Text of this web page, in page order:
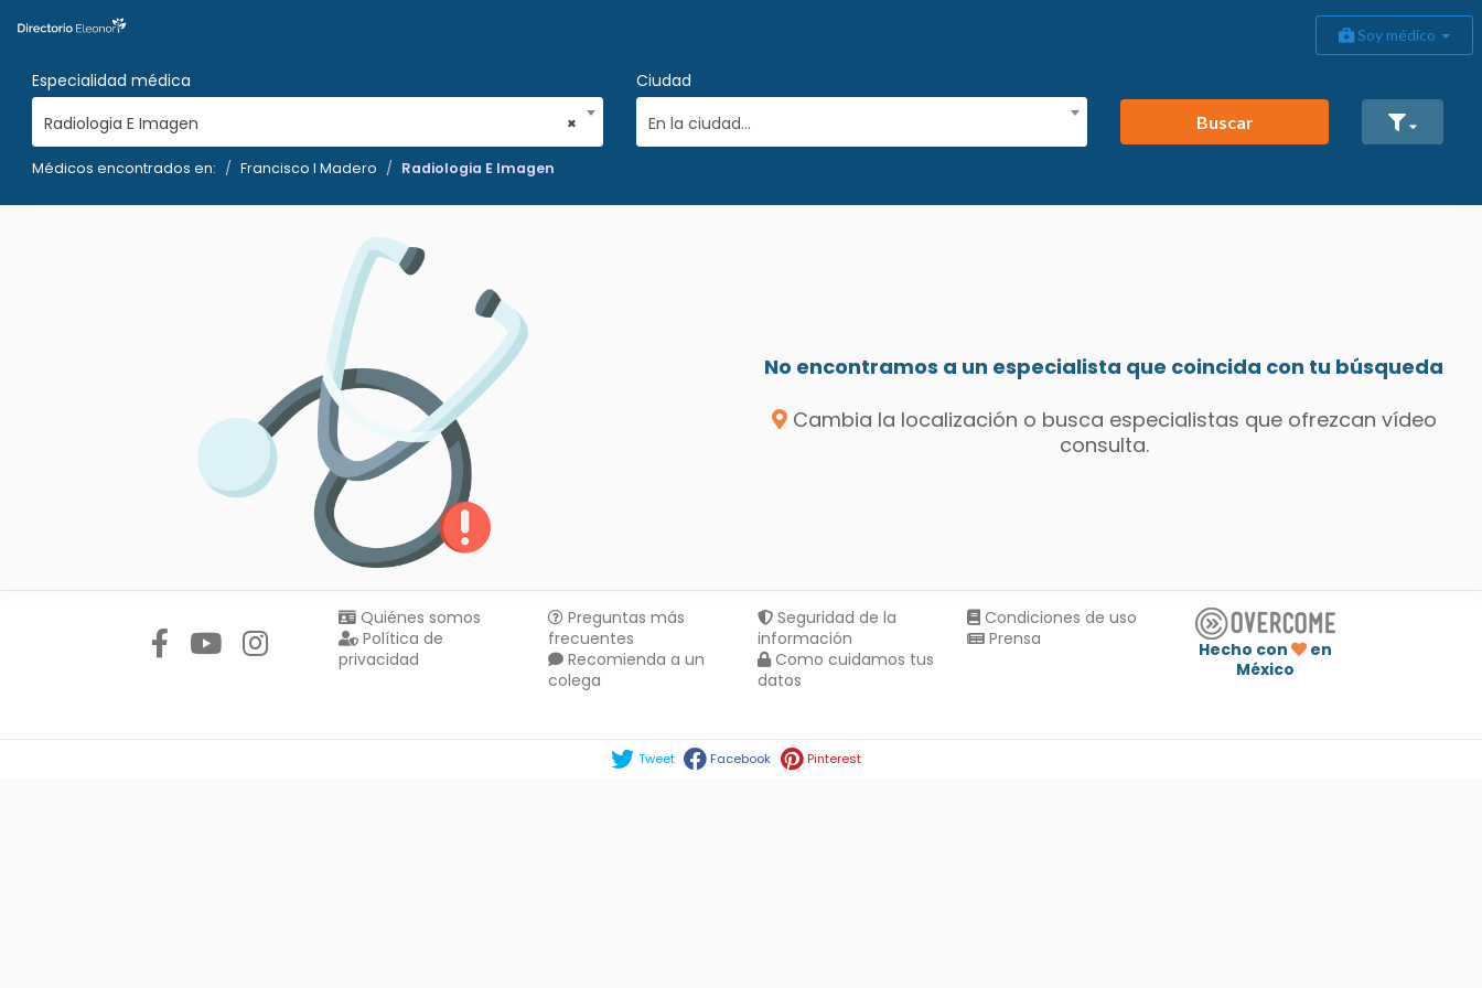
Soy médico
Especialidad médica
×
Radiologia E Imagen
Ciudad
En la ciudad...
Buscar
Médicos encontrados en: Francisco I Madero Radiologia E Imagen
No encontramos a un especialista que coincida con tu búsqueda
Cambia la localización o busca especialistas que ofrezcan vídeo
consulta.
Quiénes somos
Política de
privacidad
Preguntas más
frecuentes
Recomienda a un
colega
Seguridad de la
información
Como cuidamos tus
datos
Condiciones de uso
Prensa
Hecho con
en
México
Tweet Facebook Pinterest